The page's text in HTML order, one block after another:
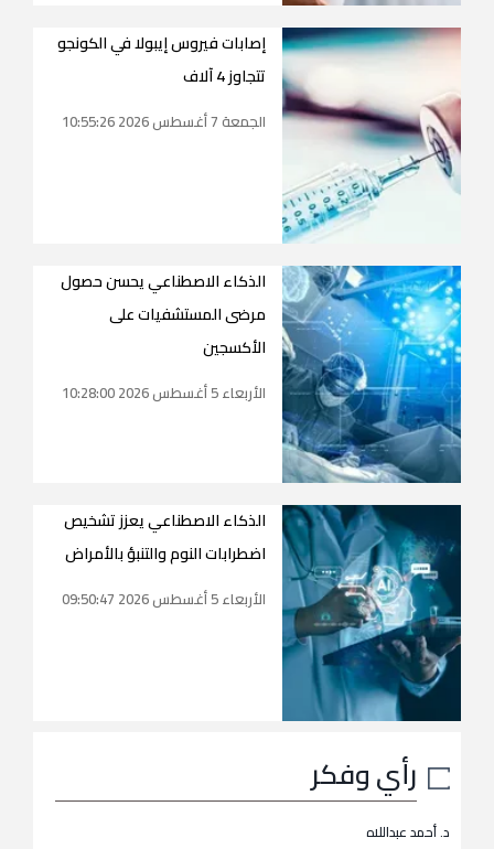
إصابات فيروس إيبولا في الكونجو
تتجاوز 4 آلاف
الجمعة 7 أغسطس 2026 10:55:26
الذكاء الاصطناعي يحسن حصول
مرضى المستشفيات على
الأكسجين
الأربعاء 5 أغسطس 2026 10:28:00
الذكاء الاصطناعي يعزز تشخيص
اضطرابات النوم والتنبؤ بالأمراض
الأربعاء 5 أغسطس 2026 09:50:47
رأي وفكر
د. أحمد عبداللاه